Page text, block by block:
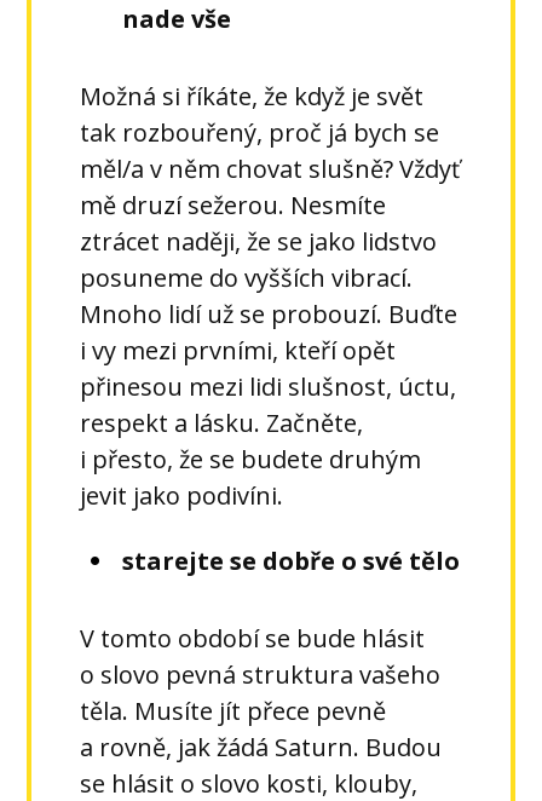
nade vše
Možná si říkáte, že když je svět
tak rozbouřený, proč já bych se
měl/a v něm chovat slušně? Vždyť
mě druzí sežerou. Nesmíte
ztrácet naději, že se jako lidstvo
posuneme do vyšších vibrací.
Mnoho lidí už se probouzí. Buďte
i vy mezi prvními, kteří opět
přinesou mezi lidi slušnost, úctu,
respekt a lásku. Začněte,
i přesto, že se budete druhým
jevit jako podivíni.
starejte se dobře o své tělo
V tomto období se bude hlásit
o slovo pevná struktura vašeho
těla. Musíte jít přece pevně
a rovně, jak žádá Saturn. Budou
se hlásit o slovo kosti, klouby,